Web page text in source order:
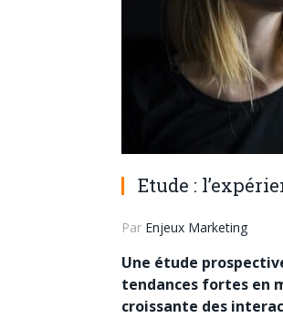
Etude :
Par Enjeux Marketing
Une étude
tendances fortes en
croissante des